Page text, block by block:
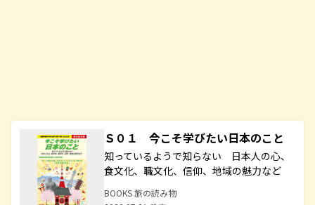
Ｓ０１ 今こそ学びたい日本のこと
知っているようで知らない 日本人の心、
食文化、職文化、信仰、地域の魅力など
BOOKS 旅の読み物